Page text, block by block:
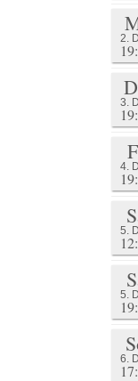
2.
3.
4.
5.
5.
6.